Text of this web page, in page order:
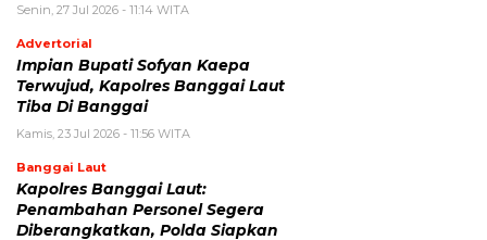
Senin, 27 Jul 2026 - 11:14 WITA
Advertorial
Impian Bupati Sofyan Kaepa
Terwujud, Kapolres Banggai Laut
Tiba Di Banggai
Kamis, 23 Jul 2026 - 11:56 WITA
Banggai Laut
Kapolres Banggai Laut:
Penambahan Personel Segera
Diberangkatkan, Polda Siapkan